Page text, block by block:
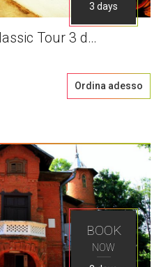
così
cerchi
dell'Est con
3 days
Moldova Classic Tour 3 days
Ordina adesso
BOOK
NOW